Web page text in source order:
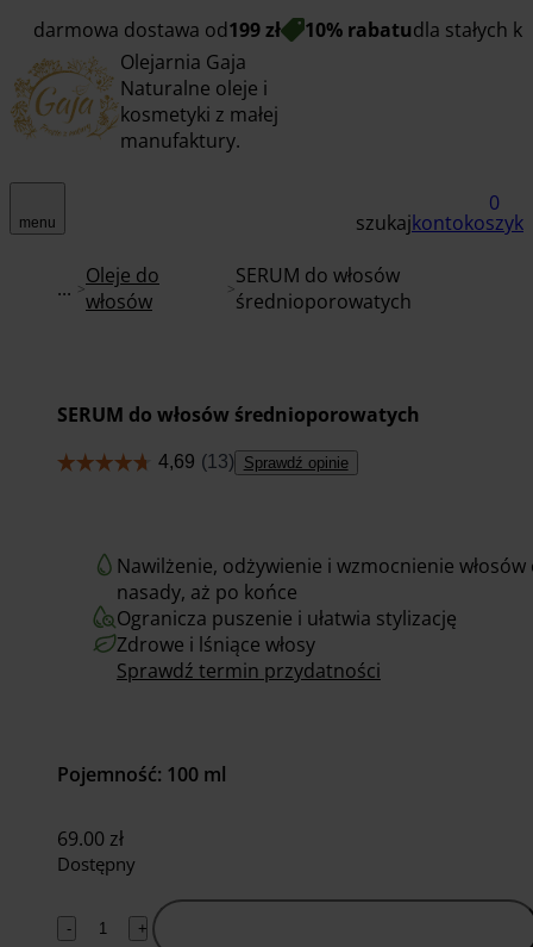
darmowa dostawa od199 zł 10% rabatudla stałych
Olejarnia Gaja
Naturalne oleje i
kosmetyki z małej
manufaktury.
menu szukajkonto
0
koszyk
...
Oleje do
włosów
SERUM do włosów
średnioporowatych
SERUM do włosów średnioporowatych
Sprawdź opinie
Nawilżenie, odżywienie i wzmocnienie włosów
nasady, aż po końce
Ogranicza puszenie i ułatwia stylizację
Zdrowe i lśniące włosy
Sprawdź termin przydatności
Pojemność: 100 ml
69.00 zł
Dostępny
- +